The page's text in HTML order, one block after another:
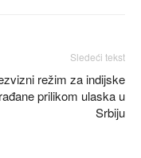
Sledeći tekst
režim za indijske
prilikom ulaska u
Srbiju